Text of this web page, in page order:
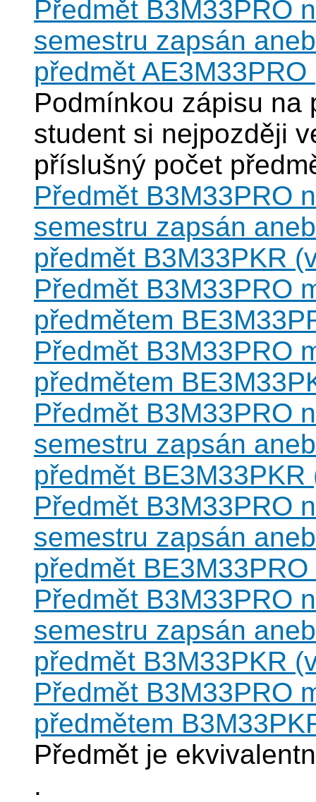
Předmět B3M33PRO
semestru zapsán
předmět
Podmínkou zápisu na
student si nejpozději
příslušný počet
Předmět B3M33PRO
semestru zapsán
předmět B3M33PKR
Předmět B3M33PRO
předmětem
Předmět B3M33PRO
předmětem
Předmět B3M33PRO
semestru zapsán
předmět
Předmět B3M33PRO
semestru zapsán
předmět
Předmět B3M33PRO
semestru zapsán
předmět B3M33PKR
Předmět B3M33PRO
předmětem
Předmět je
.